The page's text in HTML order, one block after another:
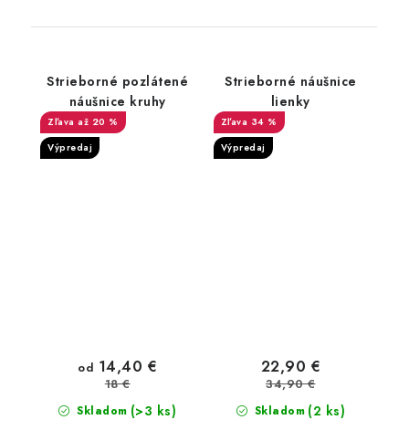
Strieborné pozlátené
náušnice kruhy
až 20 %
Výpredaj
Skladom (>3 ks)
od 14,40 €
18 €
Strieborné náušnice
lienky
34 %
Výpredaj
Skladom (2 ks)
22,90 €
34,90 €